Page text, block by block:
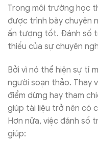
Trong môi trường học
được trình bày chuyên
ấn tượng tốt. Đánh số
thiếu của sự chuyên
Bởi vì nó thể hiện sự tỉ
người soạn thảo. Thay
điểm dừng hay tham
giúp tài liệu trở nên có
Hơn nữa, việc đánh số
giúp: